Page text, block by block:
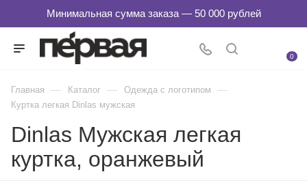
0
Главная — Каталог — Одежда с логотипом —
Куртка легкая Dinlas мужская
Dinlas Мужская легкая
куртка, оранжевый